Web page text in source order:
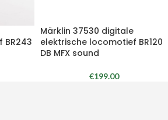
Märklin 37530 digitale
elektrische locomotief BR120
DB MFX sound
€199.00